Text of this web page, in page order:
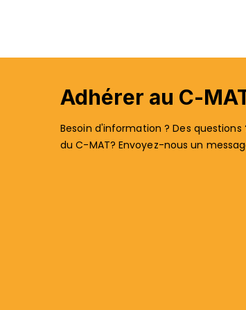
Adhérer au C-
Besoin d'information ? Des
du C-MAT? Envoyez-nous un